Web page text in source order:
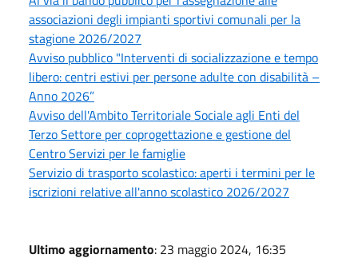
associazioni degli impianti sportivi comunali per la
stagione 2026/2027
Avviso pubblico "Interventi di socializzazione e tempo
libero: centri estivi per persone adulte con disabilità –
Anno 2026”
Avviso dell'Ambito Territoriale Sociale agli Enti del
Terzo Settore per coprogettazione e gestione del
Centro Servizi per le famiglie
Servizio di trasporto scolastico: aperti i termini per le
iscrizioni relative all'anno scolastico 2026/2027
Ultimo aggiornamento: 23 maggio 2024, 16:35